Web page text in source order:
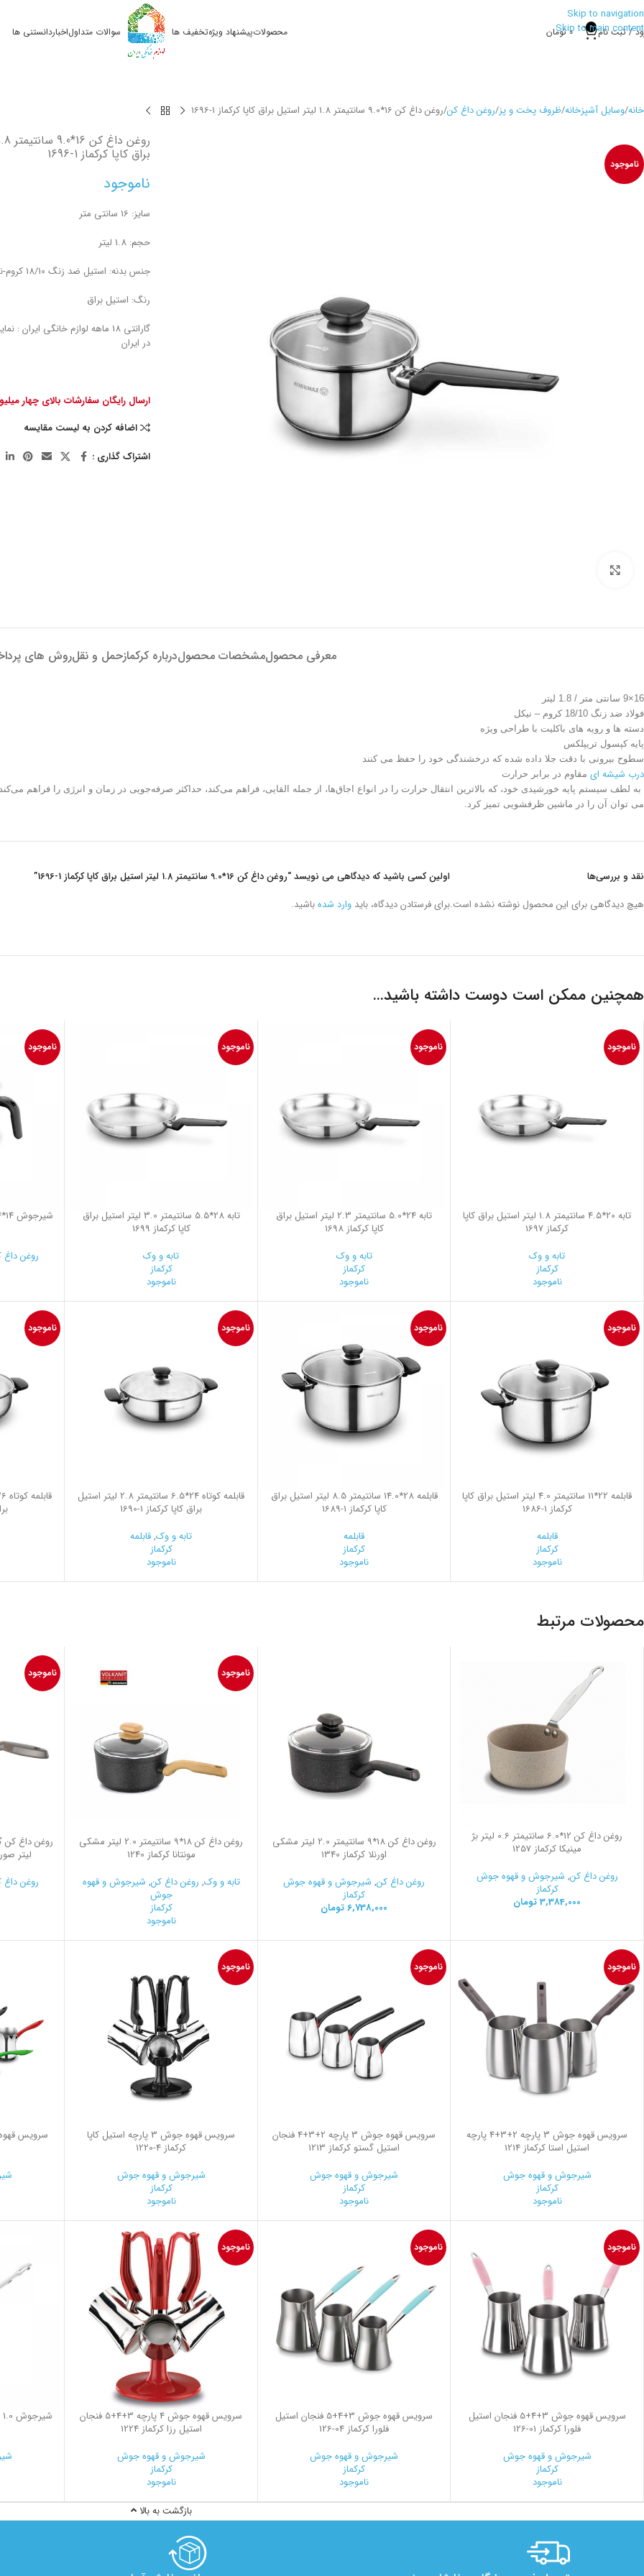
Skip to navigation
Skip to main content
/ ثبت نام 0
0 تومان محصولاتپیشنهاد ویژهتخفیف ها سوالات متداولاخباردانستنی ها
خانه وسایل آشپزخانه ظروف پخت و پز روغن داغ کن روغن داغ کن 16*9.0 سانتیمتر 1.8 لیتر استیل براق کاپا کرکماز 1696-1
ناموجود
براق کاپا کرکماز 1696-1
ناموجود
سایز: 16 سانتی متر
حجم: 1.8 لیتر
جنس بدنه: استیل ضد زنگ 18/10 کروم-نیکل
رنگ: استیل براق
گارانتی 18 ماهه لوازم خانگی
در ایران
ارسال رایگان سفارشات بالای چهار
اضافه کردن به لیست مقایسه
اشتراک گذاری :
معرفی محصولمشخصات محصولدرباره کرکمازحمل و نقلروش های
16×9 سانتی متر / 1.8 لیتر
فولاد ضد زنگ 18/10 کروم – نیکل
دسته ها و رویه های باکلیت با طراحی ویژه
پایه کپسول تریپلکس
سطوح بیرونی با دقت جلا داده شده که درخشندگی خود را حفظ می کنند
درب شیشه ای مقاوم در برابر حرارت
به لطف سیستم پایه خورشیدی خود، که بالاترین انتقال حرارت را در انواع اجاق‌ها، از جمله القایی، فراهم می‌کند، حداکثر صرفه‌جویی در زمان و انرژی را فراهم
می توان آن را در ماشین ظرفشویی تمیز کرد.
نقد و بررسی‌ها
هیچ دیدگاهی برای این محصول نوشته نشده است.
اولین کسی باشید که دیدگاهی می نویسد “روغن داغ کن 16*9.0 سانتیمتر 1.8 لیتر استیل براق کاپا کرکماز 1696-1
”
برای فرستادن دیدگاه، باید وارد شدهباشید.
همچنین ممکن است دوست داشته باشید…
ناموجود
تابه 20*4.5 سانتیمتر 1.8 لیتر استیل براق کاپا
کرکماز 1697
تابه و وک
کرکماز
ناموجود
ناموجود
تابه 24*5.0 سانتیمتر 2.3 لیتر استیل براق
کاپا کرکماز 1698
تابه و وک
کرکماز
ناموجود
ناموجود
تابه 28*5.5 سانتیمتر 3.0 لیتر استیل براق
کاپا کرکماز 1699
تابه و وک
کرکماز
ناموجود
ناموجود
روغن
ناموجود
قابلمه 22*11 سانتیمتر 4.0 لیتر استیل براق کاپا
کرکماز 1686-1
قابلمه
کرکماز
ناموجود
ناموجود
قابلمه 28*14.0 سانتیمتر 8.5 لیتر استیل براق
کاپا کرکماز 1689-1
قابلمه
کرکماز
ناموجود
ناموجود
قابلمه کوتاه 24*6.5 سانتیمتر 2.8 لیتر استیل
براق کاپا کرکماز 1690-1
تابه و وک,قابلمه
کرکماز
ناموجود
ناموجود
محصولات مرتبط
روغن داغ کن 12*6.0 سانتیمتر 0.6 لیتر بژ
مینیکا کرکماز 1257
روغن داغ کن, شیرجوش و قهوه جوش
کرکماز
3,384,000 تومان
روغن داغ کن 18*9 سانتیمتر 2.0 لیتر مشکی
اورنلا کرکماز 1340
روغن داغ کن, شیرجوش و قهوه جوش
کرکماز
6,738,000تومان
ناموجود
روغن داغ کن 18*9 سانتیمتر 2.0 لیتر مشکی
مونتانا کرکماز 1240
تابه و وک, روغن داغ کن, شیرجوش و قهوه
جوش
کرکماز
ناموجود
ناموجود
لیتر
روغن
ناموجود
سرویس قهوه جوش 3 پارچه 2+3+4 پارچه
استیل استا کرکماز 1214
شیرجوش و قهوه جوش
کرکماز
ناموجود
ناموجود
سرویس قهوه جوش 3 پارچه 2+3+4 فنجان
استیل گستو کرکماز 1213
شیرجوش و قهوه جوش
کرکماز
ناموجود
ناموجود
سرویس قهوه جوش 3 پارچه استیل کاپا
کرکماز1220-4
شیرجوش و قهوه جوش
کرکماز
ناموجود
ناموجود
سرویس قهوه جوش 3+4+5 فنجان استیل
فلورا کرکماز 126-01
شیرجوش و قهوه جوش
کرکماز
ناموجود
ناموجود
سرویس قهوه جوش 3+4+5 فنجان استیل
فلورا کرکماز 126-04
شیرجوش و قهوه جوش
کرکماز
ناموجود
ناموجود
سرویس قهوه جوش 4 پارچه 3+4+5 فنجان
استیل رزا کرکماز 1224
شیرجوش و قهوه جوش
کرکماز
ناموجود
بازگشت به بالا